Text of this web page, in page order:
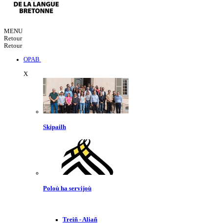
MENU
Retour
Retour
OPAB
X
Skipailh
Poloù ha servijoù
Treiñ - Aliañ